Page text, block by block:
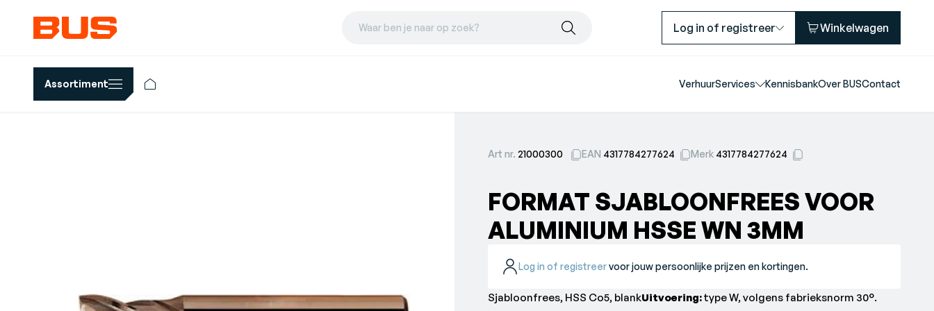
Waar ben je naar op zoek? Log in of registreer Winkelwagen
Assortiment VerhuurServices KennisbankOver BUSContact
Art nr.21000300 EAN 4317784277624 Merk 4317784277624
FORMAT SJABLOONFREES VOOR
ALUMINIUM HSSE WN 3MM
Log in of registreervoor jouw persoonlijke prijzen en kortingen.
Sjabloonfrees, HSS Co5, blankUitvoering:type W, volgens fabrieksnorm 30°.